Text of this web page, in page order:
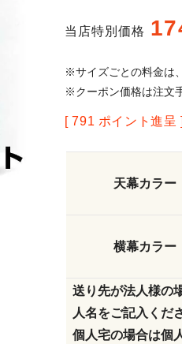
当店特別価格
※サイズごとの料金は
※クーポン価格は注文
[ 791 ポイント進呈 ]
天幕カラー
横幕カラー
送り先が法人様の
人名をご記入くだ
個人宅の場合は個